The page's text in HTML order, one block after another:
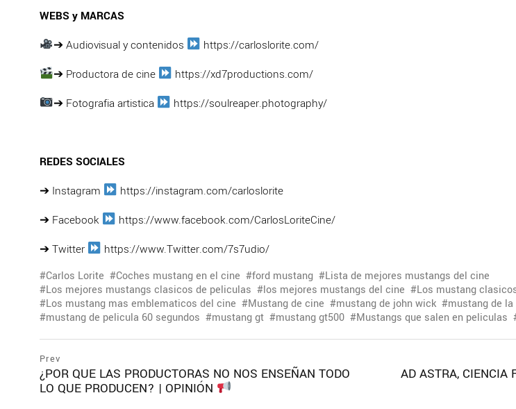
WEBS y MARCAS
➔ Audiovisual y contenidos
https://carloslorite.com/
➔ Productora de cine
https://xd7productions.com/
➔ Fotografia artistica
https://soulreaper.photography/
REDES SOCIALES
➔ Instagram
https://instagram.com/carloslorite
➔ Facebook
https://www.facebook.com/CarlosLoriteCine/
➔ Twitter
https://www.Twitter.com/7s7udio/
Carlos Lorite Coches mustang en el cine ford mustang
Lista de mejores mustangs del cine
Los mejores mustangs clasicos de peliculas
los mejores mustangs del cine
Los mustang
Los mustang mas emblematicos del cine
Mustang de cine mustang de john wick
mustang de
mustang de pelicula 60 segundos
mustang gt mustang gt500 Mustangs que salen en peliculas
Navegación
de
Prev
postPrevious
page
¿POR QUE LAS PRODUCTORAS NO NOS ENSEÑAN TODO
LO QUE PRODUCEN? | OPINIÓN
AD ASTRA, CIENCIA